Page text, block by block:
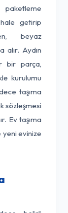
getirip
beyaz
alır. Aydın
bir parça,
kurulumu
taşıma
sözleşmesi
Ev taşıma
yeni evinize